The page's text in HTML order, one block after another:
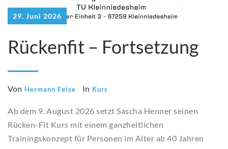
29. Juni 2026
Rückenfit – Fortsetzung
Von Hermann Feise In Kurs
Ab dem 9. August 2026 setzt Sascha Henner seinen
Rücken-Fit Kurs mit einem ganzheitlichen
Trainingskonzept für Personen im Alter ab 40 Jahren